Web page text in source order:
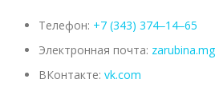
Телефон: +7 (343) 374‒14‒65
Электронная почта:
ВКонтакте: vk.com